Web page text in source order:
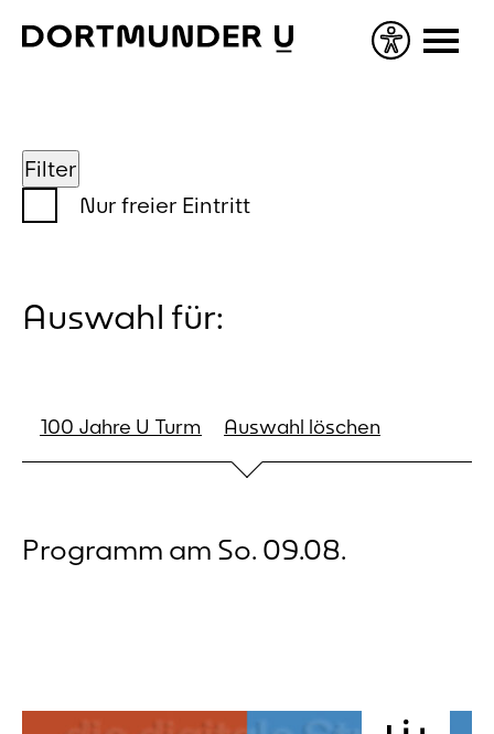
Filter
Nur freier Eintritt
Auswahl für:
100 Jahre U Turm Auswahl löschen
Programm am So. 09.08.